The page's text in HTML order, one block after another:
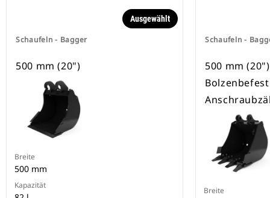
Schaufeln - Bagger
Ausgewählt
500 mm (20")
Breite
500 mm
Kapazität
Schaufeln -
500 mm
Breite